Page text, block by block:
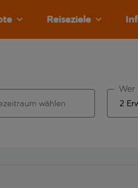
Reiseziele
wählen
Wer